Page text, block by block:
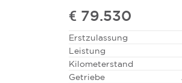
€ 79.530
Erstzulassung
Leistung
Kilometerstand
Getriebe